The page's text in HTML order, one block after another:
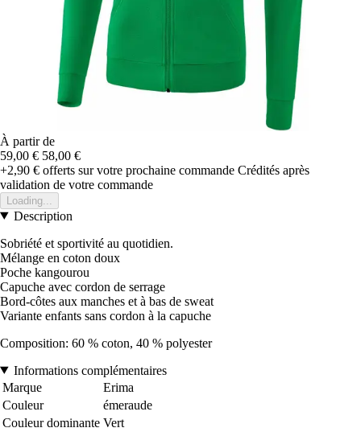
À partir de
59,00 € 58,00 €
+2,90 € offerts sur votre prochaine commande Crédités après
validation de votre commande
Loading...
Description
Sobriété et sportivité au quotidien.
Mélange en coton doux
Poche kangourou
Capuche avec cordon de serrage
Bord-côtes aux manches et à bas de sweat
Variante enfants sans cordon à la capuche
Composition: 60 % coton, 40 % polyester
Informations complémentaires
Marque
Erima
Couleur
émeraude
Couleur dominante Vert